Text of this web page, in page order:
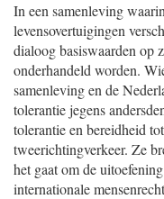
In een samenleving
levensovertuigingen
dialoog basiswaarden op
onderhandeld worden.
samenleving en de
tolerantie jegens
tolerantie en bereidheid
tweerichtingverkeer. Ze
het gaat om de
internationale